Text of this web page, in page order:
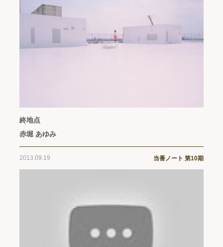
終地点
赤堀 あゆみ
2013.09.19 当番ノート 第10期